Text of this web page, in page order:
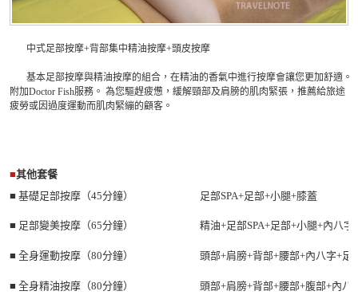
中式足部按摩+背部集中精油按摩+頭皮按摩
基本足部按摩與精油按摩的組合，在精油的香氣中進行按摩會讓您更加舒適。
附加Doctor Fish服務。 為您驅趕疲憊，緩解頸部及肩膀的肌肉緊張，推薦給旅途
疲勞或因過度運動而肌肉緊繃的顧客。
■其他套餐
■ 基礎足部按摩（45分鐘）
足部SPA+足部+小腿+膝蓋
■ 足部變美按摩 （65分鐘） 精油+足部SPA+足部+小腿+內八
■ 全身運動按摩 （80分鐘） 頭部+肩膀+背部+腰部+內八字+足
■ 全身精油按摩 （80分鐘） 頭部+肩膀+背部+腰部+腹部+內八